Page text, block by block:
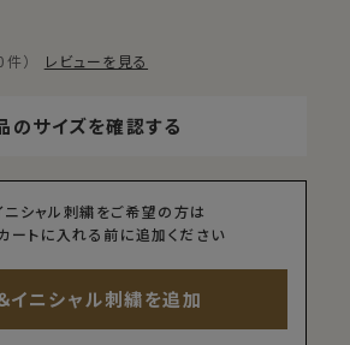
件） レビューを見る
のサイズを確認する
シャル刺繍をご希望の方は
ートに入れる前に追加ください
イニシャル刺繍を追加